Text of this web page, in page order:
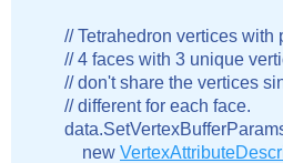
// Tetrahedron vertices
// 4 faces with 3 unique
// don't share the
        // different for each face.
            new